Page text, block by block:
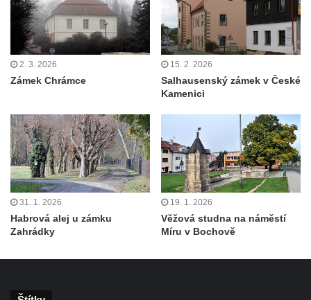
2. 3. 2026
Zámek Chrámce
15. 2. 2026
Salhausenský zámek v České
Kamenici
31. 1. 2026
Habrová alej u zámku
Zahrádky
19. 1. 2026
Věžová studna na náměstí
Míru v Bochově